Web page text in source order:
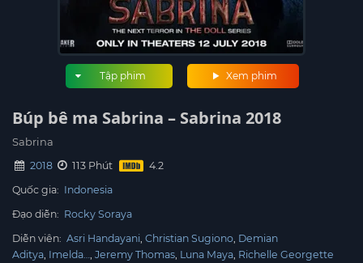
Xem phim
Tập phim
Búp bê ma Sabrina – Sabrina 2018
Sabrina
2018
113 Phút
Quốc gia: Indonesia
Đạo diễn: Rocky Soraya
Diễn viên: Asri Handayani Christian Sugiono Demian
Aditya Imelda… Jeremy Thomas Luna Maya Richelle Georgette